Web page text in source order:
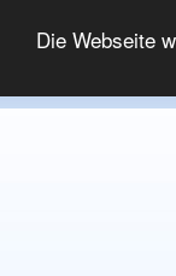
Die Webseite